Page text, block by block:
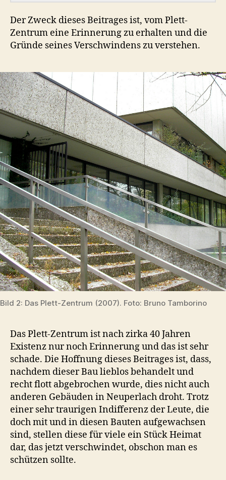
Der Zweck dieses Beitrages ist, vom Plett-
Zentrum eine Erinnerung zu erhalten und die
Gründe seines Verschwindens zu verstehen.
Bild 2: Das Plett-Zentrum (2007). Foto: Bruno Tamborino
Das Plett-Zentrum ist nach zirka 40 Jahren
Existenz nur noch Erinnerung und das ist sehr
schade. Die Hoffnung dieses Beitrages ist, dass,
nachdem dieser Bau lieblos behandelt und
recht flott abgebrochen wurde, dies nicht auch
anderen Gebäuden in Neuperlach droht. Trotz
einer sehr traurigen Indifferenz der Leute, die
doch mit und in diesen Bauten aufgewachsen
sind, stellen diese für viele ein Stück Heimat
dar, das jetzt verschwindet, obschon man es
schützen sollte.